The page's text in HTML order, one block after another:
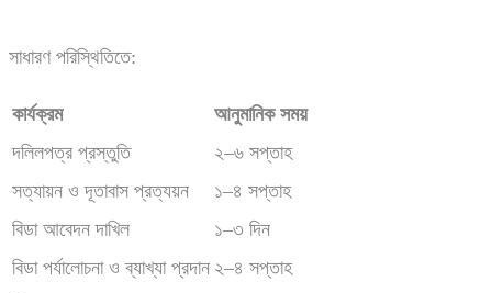
সাধারণ পরিস্থিতিতে:
কার্যক্রম আনুমানিক সময়
দলিলপত্র প্রস্তুতি
২–৬ সপ্তাহ
সত্যায়ন ও দূতাবাস প্রত্যয়ন
১–৪ সপ্তাহ
বিডা আবেদন দাখিল
১–৩ দিন
বিডা পর্যালোচনা ও ব্যাখ্যা প্রদান ২–৪ সপ্তাহ